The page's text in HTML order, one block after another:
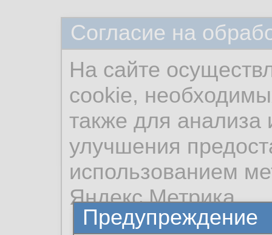
Предупреждение
Согласие на
На сайте
cookie,
также для анализа
улучшения
использованием
Яндекс.Метрика.